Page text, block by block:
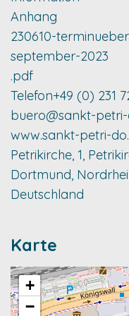
Anhang
230610-
september-2023
.pdf
Telefon+49 (0) 231
buero@sankt-
www.sankt-petri-
Petrikirche, 1,
Dortmund,
Deutschland
Karte
+
−